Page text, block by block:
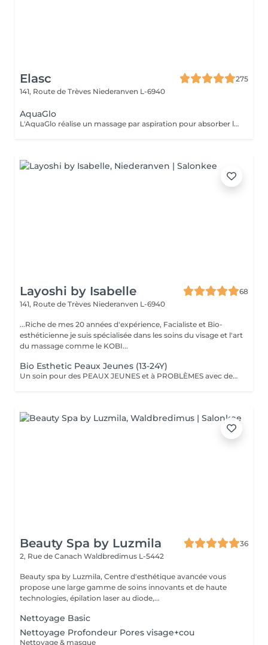
Elasc
275
141, Route de Trèves Niederanven L-6940
AquaGlo
L'AquaGlo réalise un massage par aspiration pour absorber les comédons, nettoyer la peau en profondeur, l'hydrater, l'oxygéner et l'exfolier. Cet appareil permet de stimuler la micro circulation ainsi que la division cellulaire. Résultats: un look frais, un teint éclatant, une peau hautement hydratée. Rajeunissement garanti ! Sur tous les types de peau, particulièrement avec des impuretés, des points noirs et/ou de l'acné.
Layoshi by Isabelle
68
141, Route de Trèves Niederanven L-6940
...Riche de mes 20 années d'expérience, Facialiste et Bio-
esthéticienne je suis spécialisée dans les soins du visage et l'art
du massage comme le KOBI...
Bio Esthetic Peaux Jeunes (13-24Y)
Un soin pour des PEAUX JEUNES et à PROBLÈMES avec des produits 100% BIO (anti inflammatoire, calmant et cicatrisant). L'accent est mis sur le nettoyage avec désincrustation profonde des impuretés.
Beauty Spa by Luzmila
36
2, Rue de Canach Waldbredimus L-5442
Beauty spa by Luzmila, Centre d'esthétique avancée vous
propose une large gamme de soins innovants et de haute
technologies, épilation laser au diode,...
Nettoyage Basic
Nettoyage Profondeur Pores visage+cou
Nettoyage & masque